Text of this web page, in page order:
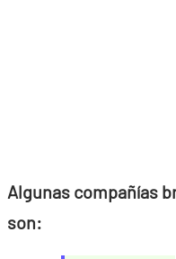
Algunas compañías
son: